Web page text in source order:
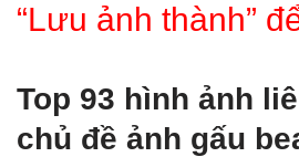
“Lưu ảnh thành”
Top 93 hình ảnh
chủ đề ảnh gấu